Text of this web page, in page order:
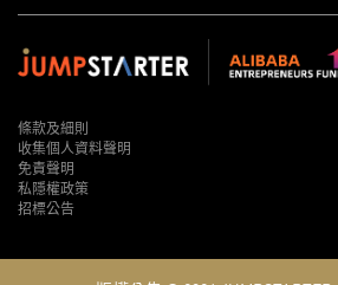
條款及細則
收集個人資料聲明
免責聲明
私隱權政策
招標公告